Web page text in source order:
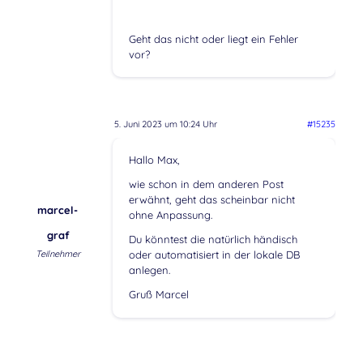
Geht das nicht oder liegt ein Fehler
vor?
5. Juni 2023 um 10:24 Uhr #15235
marcel-
graf
Teilnehmer
Hallo Max,
wie schon in dem anderen Post
erwähnt, geht das scheinbar nicht
ohne Anpassung.
Du könntest die natürlich händisch
oder automatisiert in der lokale DB
anlegen.
Gruß Marcel